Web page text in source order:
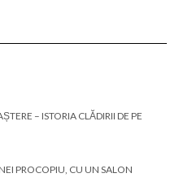
– ISTORIA CLĂDIRII DE PE
PROCOPIU, CU UN SALON